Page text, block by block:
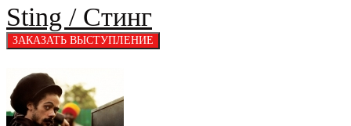
Sting / Стинг